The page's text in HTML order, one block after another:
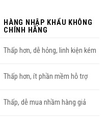
HÀNG NHẬP KHẨU KHÔNG
CHÍNH HÃNG
Thấp hơn, dễ hỏng, linh kiện kém
Thấp hơn, ít phần mềm hỗ trợ
Thấp, dễ mua nhầm hàng giả